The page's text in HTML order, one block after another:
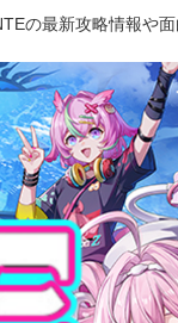
の最新攻略情報や面